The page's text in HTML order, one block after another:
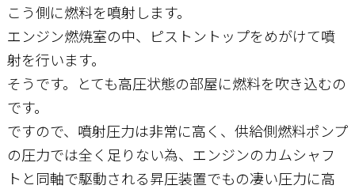
こう側に燃料を噴射します。
エンジン燃焼室の中、ピストントップをめがけて噴
射を行います。
そうです。とても高圧状態の部屋に燃料を吹き込むの
です。
ですので、噴射圧力は非常に高く、供給側燃料ポンプ
の圧力では全く足りない為、エンジンのカムシャフ
トと同軸で駆動される昇圧装置でもの凄い圧力に高